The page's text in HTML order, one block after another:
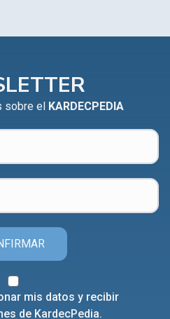
sobre el KARDECPEDIA
mis datos y recibir
de KardecPedia.